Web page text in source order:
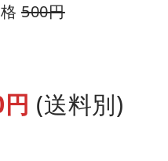
格500円
(送料別)